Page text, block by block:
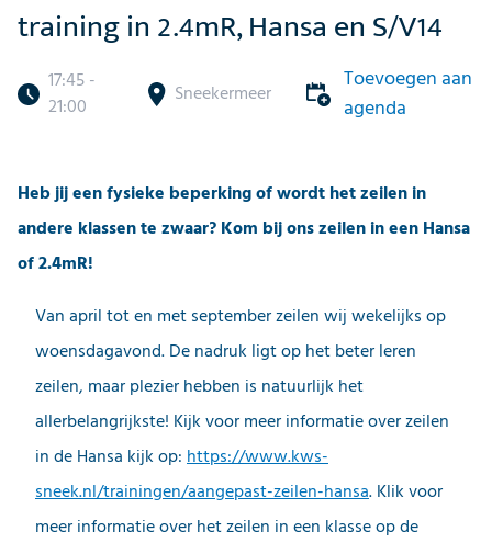
training in 2.4mR, Hansa en S/V14
17:45 -
21:00
Sneekermeer
Toevoegen aan
agenda
Heb jij een fysieke beperking of wordt het zeilen in
andere klassen te zwaar? Kom bij ons zeilen in een Hansa
of 2.4mR!
Van april tot en met september zeilen wij wekelijks op
woensdagavond. De nadruk ligt op het beter leren
zeilen, maar plezier hebben is natuurlijk het
allerbelangrijkste! Kijk voor meer informatie over zeilen
in de Hansa kijk op:https://www.kws-
sneek.nl/trainingen/aangepast-zeilen-hansa. Klik voor
meer informatie over het zeilen in een klasse op de